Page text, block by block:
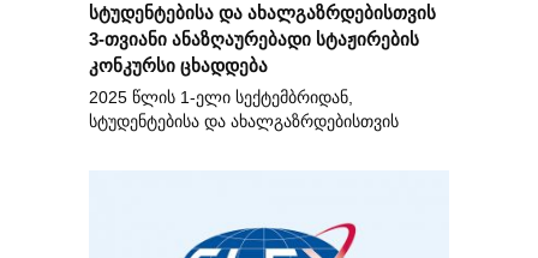
სტუდენტებისა და ახალგაზრდებისთვის
3-თვიანი ანაზღაურებადი სტაჟირების
კონკურსი ცხადდება
2025 წლის 1-ელი სექტემბრიდან,
სტუდენტებისა და ახალგაზრდებისთვის